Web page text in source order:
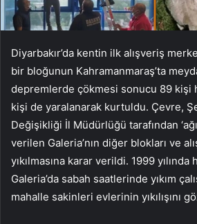
Diyarbakır’da kentin ilk alışveriş
bir bloğunun Kahramanmaraş’ta
depremlerde çökmesi sonucu 89 kişi
kişi de yaralanarak kurtuldu. Çevre,
Değişikliği İl Müdürlüğü tarafından
verilen Galeria’nın diğer blokları ve
yıkılmasına karar verildi. 1999
Galeria’da sabah saatlerinde yıkım
mahalle sakinleri evlerinin yıkılışını